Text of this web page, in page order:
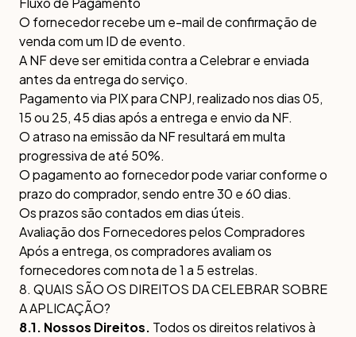
O fornecedor recebe um e-mail de confirmação de
venda com um ID de evento.
A NF deve ser emitida contra a Celebrar e enviada
antes da entrega do serviço.
Pagamento via PIX para CNPJ, realizado nos dias 05,
15 ou 25, 45 dias após a entrega e envio da NF.
O atraso na emissão da NF resultará em multa
progressiva de até 50%.
O pagamento ao fornecedor pode variar conforme o
prazo do comprador, sendo entre 30 e 60 dias.
Os prazos são contados em dias úteis.
Avaliação dos Fornecedores pelos Compradores
Após a entrega, os compradores avaliam os
fornecedores com nota de 1 a 5 estrelas.
8. QUAIS SÃO OS DIREITOS DA CELEBRAR SOBRE
A APLICAÇÃO?
8.1. Nossos Direitos. Todos os direitos relativos à